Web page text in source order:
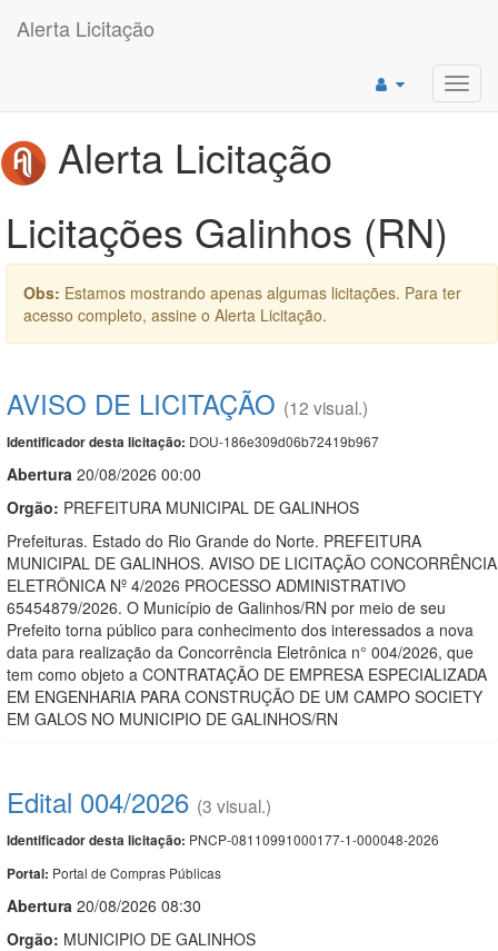
Alerta Licitação
Alerta Licitação
Licitações Galinhos (RN)
Obs: Estamos mostrando apenas algumas licitações. Para ter
acesso completo, assine o Alerta Licitação.
AVISO DE LICITAÇÃO (12 visual.)
Identificador desta licitação: DOU-186e309d06b72419b967
Abertura 20/08/2026 00:00
Orgão: PREFEITURA MUNICIPAL DE GALINHOS
Prefeituras. Estado do Rio Grande do Norte. PREFEITURA
MUNICIPAL DE GALINHOS. AVISO DE LICITAÇÃO CONCORRÊNCIA
ELETRÔNICA Nº 4/2026 PROCESSO ADMINISTRATIVO
65454879/2026. O Município de Galinhos/RN por meio de seu
Prefeito torna público para conhecimento dos interessados a nova
data para realização da Concorrência Eletrônica n° 004/2026, que
tem como objeto a CONTRATAÇÃO DE EMPRESA ESPECIALIZADA
EM ENGENHARIA PARA CONSTRUÇÃO DE UM CAMPO SOCIETY
EM GALOS NO MUNICIPIO DE GALINHOS/RN
Edital 004/2026 (3 visual.)
Identificador desta licitação: PNCP-08110991000177-1-000048-2026
Portal: Portal de Compras Públicas
Abertura 20/08/2026 08:30
Orgão: MUNICIPIO DE GALINHOS